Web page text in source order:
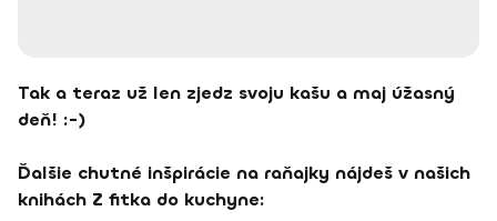
Tak a teraz už len zjedz svoju kašu a maj úžasný
deň! :-)
Ďalšie chutné inšpirácie na raňajky nájdeš v našich
knihách Z fitka do kuchyne: